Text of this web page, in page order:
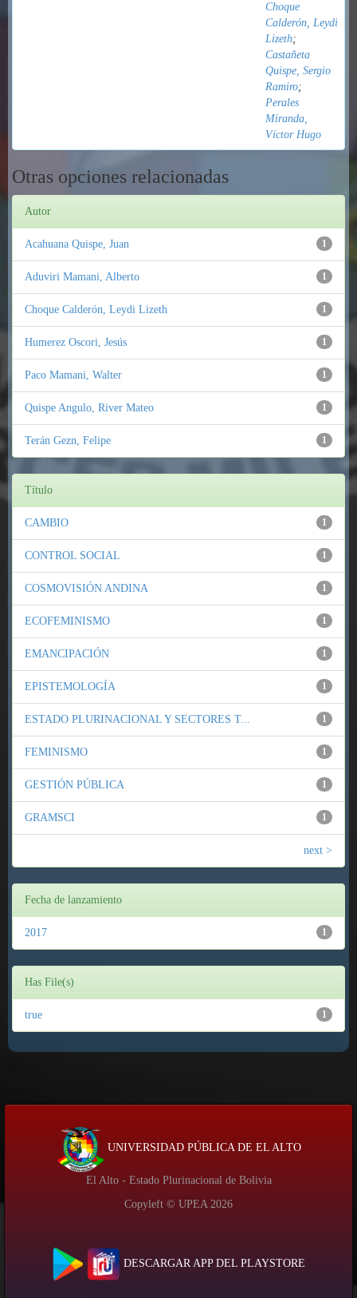
Choque
Calderón, Leydi
Lizeth;
Castañeta
Quispe, Sergio
Ramiro;
Perales
Miranda,
Víctor Hugo
Otras opciones relacionadas
Autor
1
Acahuana Quispe, Juan
1
Aduviri Mamani, Alberto
1
Choque Calderón, Leydi Lizeth
1
Humerez Oscori, Jesús
1
Paco Mamani, Walter
1
Quispe Angulo, River Mateo
1
Terán Gezn, Felipe
Título
1
CAMBIO
1
CONTROL SOCIAL
1
COSMOVISIÓN ANDINA
1
ECOFEMINISMO
1
EMANCIPACIÓN
1
EPISTEMOLOGÍA
1
ESTADO PLURINACIONAL Y SECTORES T...
1
FEMINISMO
1
GESTIÓN PÚBLICA
1
GRAMSCI
next >
Fecha de lanzamiento
1
2017
Has File(s)
1
true
UNIVERSIDAD PÚBLICA DE EL ALTO
El Alto - Estado Plurinacional de Bolivia
Copyleft © UPEA 2026
DESCARGAR APP DEL PLAYSTORE